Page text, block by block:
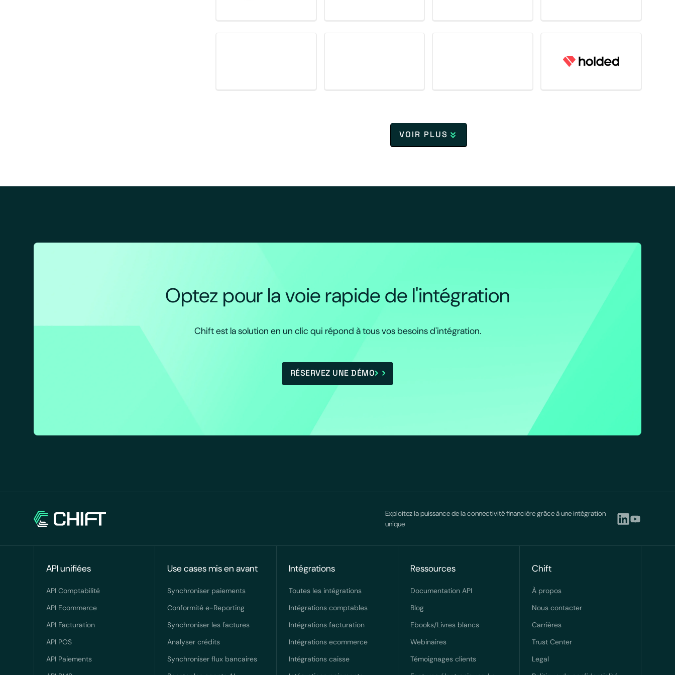
VOIR PLUS
Optez pour la voie rapide de l'intégration
Chift est la solution en un clic qui répond à tous vos besoins d'intégration.
RÉSERVEZ UNE DÉMO
Exploitez la puissance de la connectivité financière grâce à une intégration
unique
API unifiées
API Comptabilité
API Ecommerce
API Facturation
API POS
API Paiements
Use cases mis en avant
Synchroniser paiements
Conformité e-Reporting
Synchroniser les factures
Analyser crédits
Synchroniser flux bancaires
Intégrations
Toutes les intégrations
Intégrations comptables
Intégrations facturation
Intégrations ecommerce
Intégrations caisse
Ressources
Documentation API
Blog
Ebooks/Livres blancs
Webinaires
Témoignages clients
Chift
À propos
Nous contacter
Carrières
Trust Center
Legal